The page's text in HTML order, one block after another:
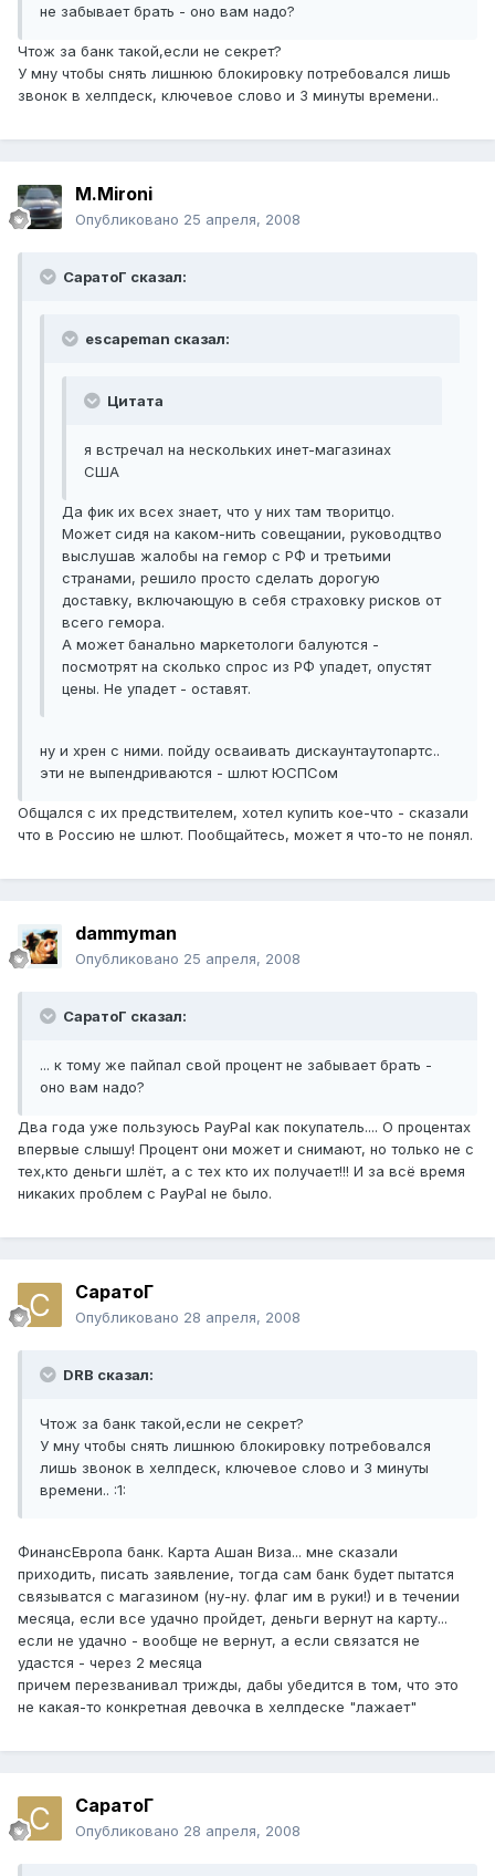
не забывает брать - оно вам надо?
Чтож за банк такой,если не секрет?
У мну чтобы снять лишнюю блокировку потребовался лишь
звонок в хелпдеск, ключевое слово и 3 минуты времени..
M.Mironi
Опубликовано 25 апреля, 2008
СаратоГ сказал:
escapeman сказал:
Цитата
я встречал на нескольких инет-магазинах
США
Да фик их всех знает, что у них там творитцо.
Может сидя на каком-нить совещании, руководцтво
выслушав жалобы на гемор с РФ и третьими
странами, решило просто сделать дорогую
доставку, включающую в себя страховку рисков от
всего гемора.
А может банально маркетологи балуются -
посмотрят на сколько спрос из РФ упадет, опустят
цены. Не упадет - оставят.
ну и хрен с ними. пойду осваивать дискаунтаутопартс..
эти не выпендриваются - шлют ЮСПСом
Общался с их предствителем, хотел купить кое-что - сказали
что в Россию не шлют. Пообщайтесь, может я что-то не понял.
dammyman
Опубликовано 25 апреля, 2008
СаратоГ сказал:
... к тому же пайпал свой процент не забывает брать -
оно вам надо?
Два года уже пользуюсь PayPal как покупатель.... О процентах
впервые слышу! Процент они может и снимают, но только не с
тех,кто деньги шлёт, а с тех кто их получает!!! И за всё время
никаких проблем с PayPal не было.
СаратоГ
Опубликовано 28 апреля, 2008
DRB сказал:
Чтож за банк такой,если не секрет?
У мну чтобы снять лишнюю блокировку потребовался
лишь звонок в хелпдеск, ключевое слово и 3 минуты
времени.. :1:
ФинансЕвропа банк. Карта Ашан Виза... мне сказали
приходить, писать заявление, тогда сам банк будет пытатся
связыватся с магазином (ну-ну. флаг им в руки!) и в течении
месяца, если все удачно пройдет, деньги вернут на карту...
если не удачно - вообще не вернут, а если связатся не
удастся - через 2 месяца
причем перезванивал трижды, дабы убедится в том, что это
не какая-то конкретная девочка в хелпдеске "лажает"
СаратоГ
Опубликовано 28 апреля, 2008